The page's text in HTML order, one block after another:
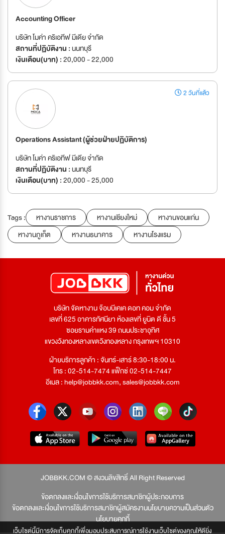
เว็บไซต์นี้มีการจัดเก็บคุกกี้เพื่อมอบประสบการณ์การใช้งานเว็บไซต์ของคุณให้ดียิ่ง
Accounting Officer
บริษัท โมค่า คริเอทีฟ มีเดีย จำกัด
สถานที่ปฏิบัติงาน :นนทบุรี
เงินเดือน(บาท) :20,000 - 22,000
2 วันที่แล้ว
Operations Assistant (ผู้ช่วยฝ่ายปฏิบัติการ)
บริษัท โมค่า คริเอทีฟ มีเดีย จำกัด
สถานที่ปฏิบัติงาน :นนทบุรี
เงินเดือน(บาท) :20,000 - 25,000
Tags : หางานราชการ หางานเชียงใหม่
หางานขอนแก่น
หางานภูเก็ต
หางานธนาคาร หางานโรงแรม
บริษัท จัดหางาน จ๊อบบีเคเค ดอท คอม จำกัด
เลขที่ 625 อาคารทัศนียา ห้องเลขที่ ยูนิต ดี ชั้น 5
ซอยรามคำแหง 39 ถนนประชาอุทิศ
แขวงวังทองหลางเขตวังทองหลาง กรุงเทพฯ 10310
ฝ่ายบริการลูกค้า : จันทร์-เสาร์ 8:30-18:00 น.
โทร : 02-514-7474 แฟ็กซ์ 02-514-7447
อีเมล :help@jobbkk.com,sales@jobbkk.com
JOBBKK.COM © สงวนลิขสิทธิ์ All Right Reserved
ข้อตกลงและเงื่อนไขการใช้บริการสมาชิกผู้ประกอบการ
ข้อตกลงและเงื่อนไขการใช้บริการสมาชิกผู้สมัครงานนโยบายความเป็นส่วนตัว
นโยบายคุกกี้